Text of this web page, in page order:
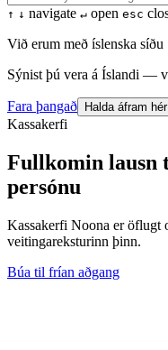
↑ ↓ navigate ↵ open esc
Við erum með íslenska síðu
Sýnist þú vera á Íslandi —
Fara þangað Halda áfram hér
Kassakerfi
Fullkomin lausn
persónu
Kassakerfi Noona er öflugt
veitingareksturinn þinn.
Búa til frían aðgang